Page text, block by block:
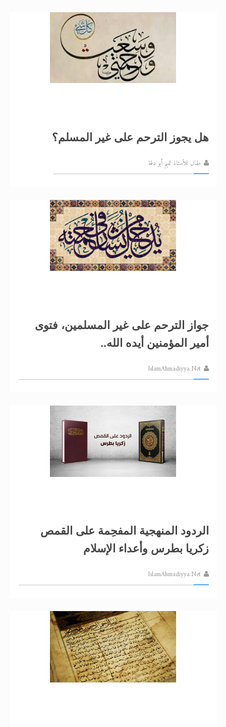
هل يجوز الترحم على غير المسلم؟
مقال للأستاذ تميم أبو دقة
جواز الترحم على غير المسلمين، فتوى
أمير المؤمنين أيده الله..
IslamAhmadiyya.Net
الردود المنهجية المفحِمة على القمص
زكريا بطرس وأعداء الإسلام
IslamAhmadiyya.Net